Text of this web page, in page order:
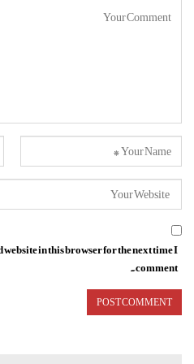
website in this browser for the next time I
comment.